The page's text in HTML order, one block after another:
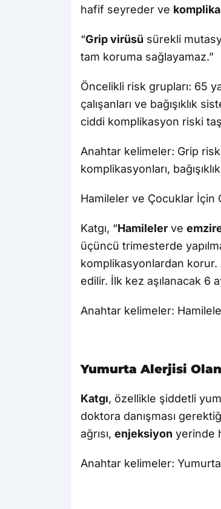
hafif seyreder ve
“Grip virüsü sürekli
tam koruma sağlayamaz.”
Öncelikli risk grupları: 65
çalışanları ve bağışıklık
ciddi komplikasyon riski
Anahtar kelimeler: Grip
komplikasyonları,
Hamileler ve Çocuklar İçin
Katgı, “Hamileler ve
üçüncü trimesterde
komplikasyonlardan korur.
edilir. İlk kez aşılanacak 6
Anahtar kelimeler:
Yumurta Alerjisi
Katgı, özellikle şiddetli
doktora danışması
ağrısı, enjeksiyon yerinde
Anahtar kelimeler: